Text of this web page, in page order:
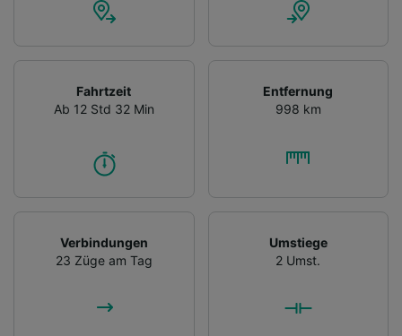
Fahrtzeit
Ab 12 Std 32 Min
Entfernung
998 km
Verbindungen
23 Züge am Tag
Umstiege
2 Umst.